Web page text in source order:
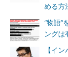
める方
“物語”
ングは
【イ